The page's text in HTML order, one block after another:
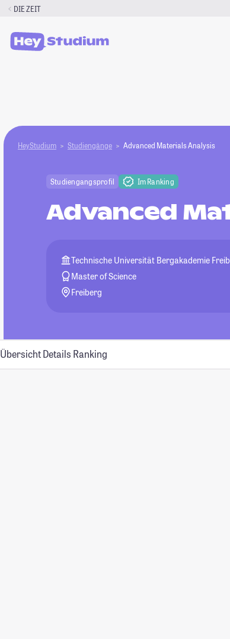
DIE ZEIT
HeyStudium Studiengänge Advanced Materials Analysis
Studiengangsprofil Im Ranking
Advanced
Technische Universität Bergakademie
Master of Science
Freiberg
Übersicht Details Ranking